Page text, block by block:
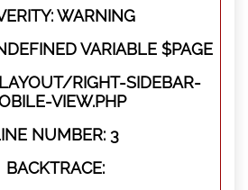
WARNING
VARIABLE $PAGE
RIGHT-SIDEBAR-
VIEW.PHP
NUMBER: 3
BACKTRACE: